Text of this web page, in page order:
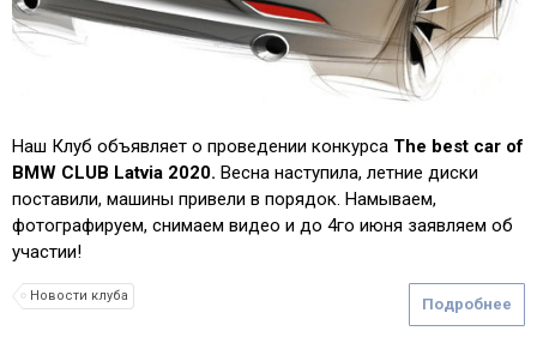
Наш Клуб объявляет о проведении конкурса The best car of
BMW CLUB Latvia 2020. Весна наступила, летние диски
поставили, машины привели в порядок. Намываем,
фотографируем, снимаем видео и до 4го июня заявляем об
участии!
Подробнее
Новости клуба